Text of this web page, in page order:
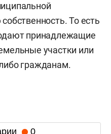
То есть
принадлежащие
участки или
гражданам.
0